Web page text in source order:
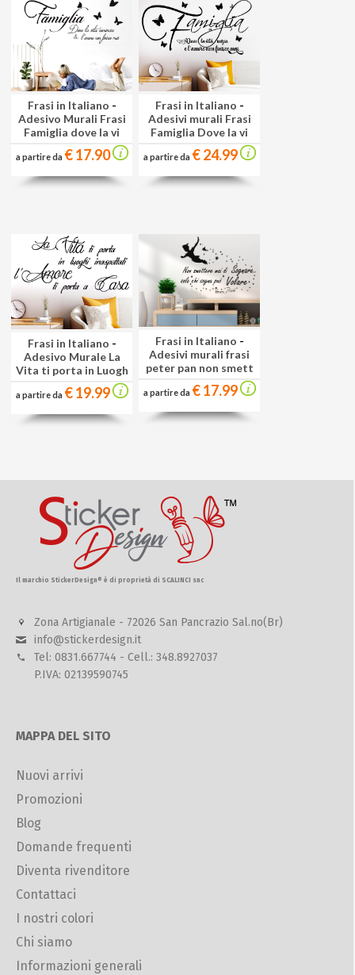
Frasi in Italiano -
Adesivo Murali Frasi
Famiglia dove la vi
a partire da € 17.90
Frasi in Italiano -
Adesivi murali Frasi
Famiglia Dove la vi
a partire da € 24.99
Frasi in Italiano -
Adesivo Murale La
Vita ti porta in Luogh
a partire da € 19.99
Frasi in Italiano -
Adesivi murali frasi
peter pan non smett
a partire da € 17.99
Il marchio StickerDesign® è di proprietà di SCALINCI snc
Zona Artigianale - 72026 San Pancrazio Sal.no(Br)
info@stickerdesign.it
Tel: 0831.667744 - Cell.: 348.8927037
P.IVA: 02139590745
MAPPA DEL SITO
Nuovi arrivi
Promozioni
Blog
Domande frequenti
Diventa rivenditore
Contattaci
I nostri colori
Chi siamo
Informazioni generali